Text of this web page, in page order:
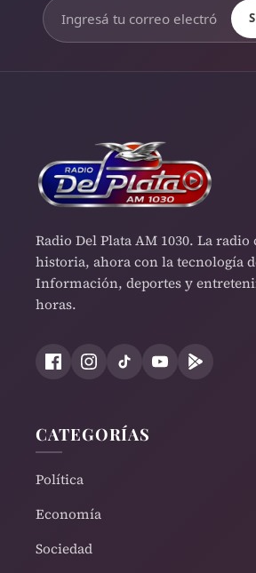
Radio Del Plata AM 1030. La radio
historia, ahora con la tecnología
Información, deportes y
horas.
CATEGORÍAS
Política
Economía
Sociedad